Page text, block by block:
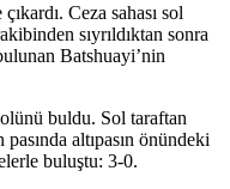
Ceza sahası sol
sıyrıldıktan sonra
Batshuayi’nin
buldu. Sol taraftan
altıpasın önündeki
buluştu: 3-0.